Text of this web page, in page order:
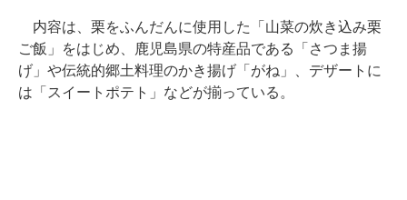
内容は、栗をふんだんに使用した「山菜の炊き込み栗
ご飯」をはじめ、鹿児島県の特産品である「さつま揚
げ」や伝統的郷土料理のかき揚げ「がね」、デザートに
は「スイートポテト」などが揃っている。